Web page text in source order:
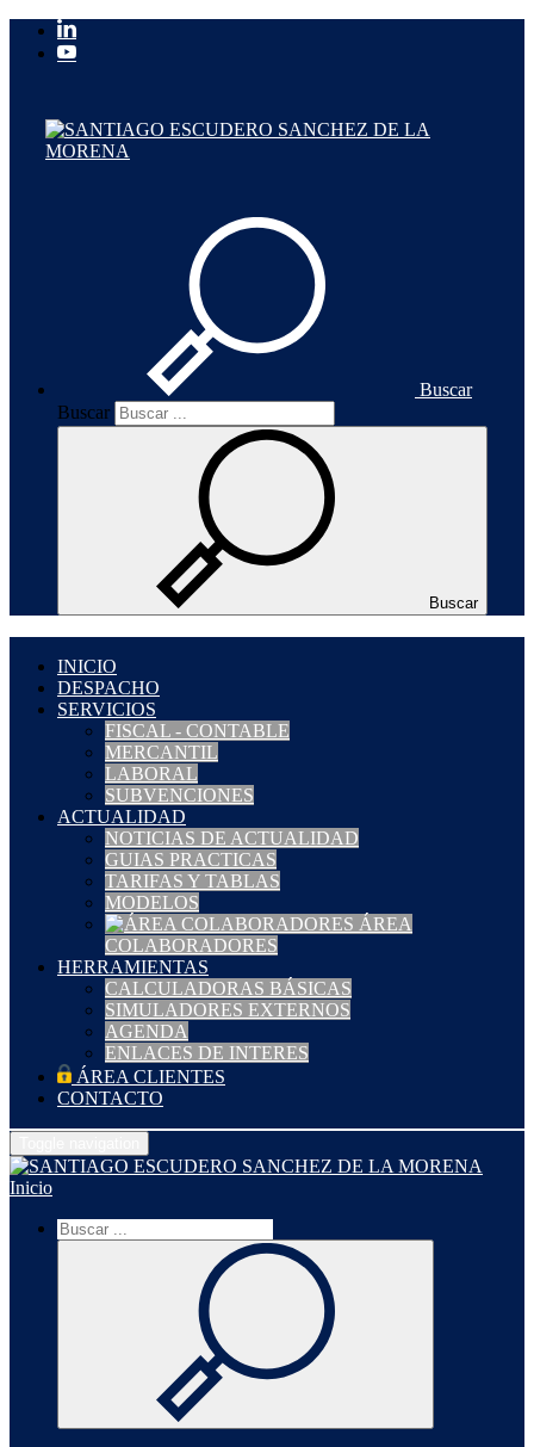
Buscar
Buscar
Buscar
INICIO
DESPACHO
SERVICIOS
FISCAL - CONTABLE
MERCANTIL
LABORAL
SUBVENCIONES
ACTUALIDAD
NOTICIAS DE ACTUALIDAD
GUIAS PRACTICAS
TARIFAS Y TABLAS
MODELOS
ÁREA
COLABORADORES
HERRAMIENTAS
CALCULADORAS BÁSICAS
SIMULADORES EXTERNOS
AGENDA
ENLACES DE INTERES
ÁREA CLIENTES
CONTACTO
Inicio